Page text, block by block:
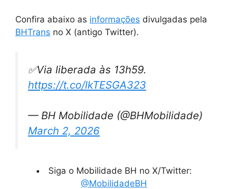
Confira abaixo as informações divulgadas pela
BHTrans no X (antigo Twitter).
✅Via liberada às 13h59.
https://t.co/lkTESGA323
— BH Mobilidade (@BHMobilidade)
March 2, 2026
Siga o Mobilidade BH no X/Twitter:
@MobilidadeBH